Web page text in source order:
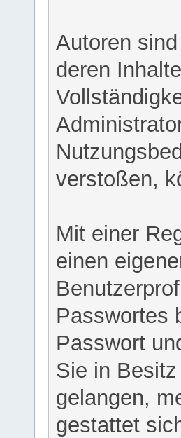
Autoren
deren
verstoßen,
Mit einer
einen
Passwortes
Passwort
Sie in
gelangen,
gestattet